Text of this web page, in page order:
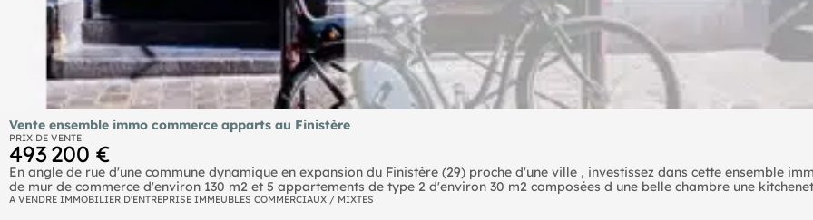
Vente ensemble immo commerce apparts au Finistère
PRIX DE VENTE
493 200 €
En angle de rue d'une commune dynamique en expansion du Finistère (29) proche d'une ville , investissez dans cette ensemble
de mur de commerce d'environ 130 m2 et 5 appartements de type 2 d'environ 30 m2 composées d une belle chambre une
d'eau et un appartement de type 6 composée d'un vaste Salon Séjour une mezzanine d'environ 90 m2 donnant sur un toit terrasse
A VENDRE IMMOBILIER D'ENTREPRISE IMMEUBLES COMMERCIAUX / MIXTES